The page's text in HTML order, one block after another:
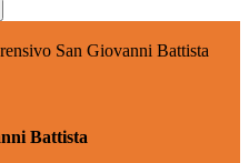
San Giovanni Battista
Battista